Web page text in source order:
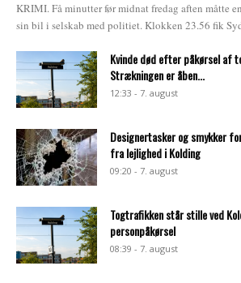
KRIMI. Få minutter før midnat fredag aften måtte
sin bil i selskab med politiet. Klokken 23.56 fik
Kvinde død efter påkørsel af
Strækningen er åben...
12:33 - 7. august
Designertasker og smykker
fra lejlighed i Kolding
09:20 - 7. august
Togtrafikken står stille ved
personpåkørsel
08:39 - 7. august